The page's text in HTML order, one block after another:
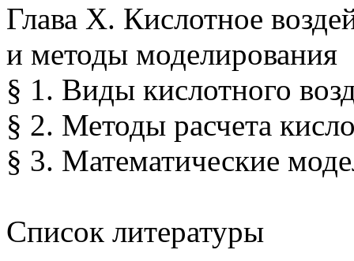
Глава X. Кислотное
и методы моделирования
§ 1. Виды кислотного
§ 2. Методы расчета
§ 3. Математические
Список литературы